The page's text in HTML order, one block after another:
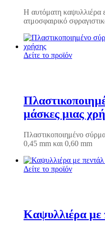
Η αυτόματη καψυλλιέρα
ατμοσφαιρικό
Δείτε το προϊόν
μάσκες μιας
Πλαστικοποιημένο
0,45 mm και 0,60 mm
Δείτε το προϊόν
Καψυλλιέρα με